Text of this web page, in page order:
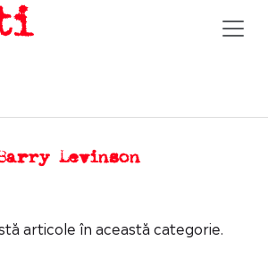
Levinson
articole în această categorie.